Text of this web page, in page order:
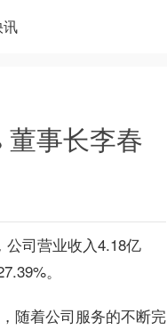
讯
事长李春
公司营业收入4.18亿
。
随着公司服务的不断完